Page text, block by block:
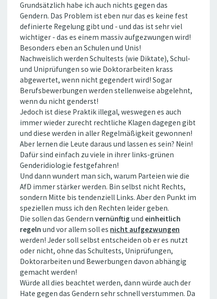
Grundsätzlich habe ich auch nichts gegen das
Gendern. Das Problem ist eben nur das es keine fest
definierte Regelung gibt und - und das ist sehr viel
wichtiger - das es einem massiv aufgezwungen wird!
Besonders eben an Schulen und Unis!
Nachweislich werden Schultests (wie Diktate), Schul-
und Uniprüfungen so wie Doktorarbeiten krass
abgewertet, wenn nicht gegendert wird! Sogar
Berufsbewerbungen werden stellenweise abgelehnt,
wenn du nicht genderst!
Jedoch ist diese Praktik illegal, weswegen es auch
immer wieder zurecht rechtliche Klagen dagegen gibt
und diese werden in aller Regelmäßigkeit gewonnen!
Aber lernen die Leute daraus und lassen es sein? Nein!
Dafür sind einfach zu viele in ihrer links-grünen
Genderidiologie festgefahren!
Und dann wundert man sich, warum Parteien wie die
AfD immer stärker werden. Bin selbst nicht Rechts,
sondern Mitte bis tendenziell Links. Aber den Punkt im
speziellen muss ich den Rechten leider geben.
Die sollen das Gendern vernünftig und einheitlich
regeln und vor allem soll es nicht aufgezwungen
werden! Jeder soll selbst entscheiden ob er es nutzt
oder nicht, ohne das Schultests, Uniprüfungen,
Doktorarbeiten und Bewerbungen davon abhängig
gemacht werden!
Würde all dies beachtet werden, dann würde auch der
Hate gegen das Gendern sehr schnell verstummen. Da